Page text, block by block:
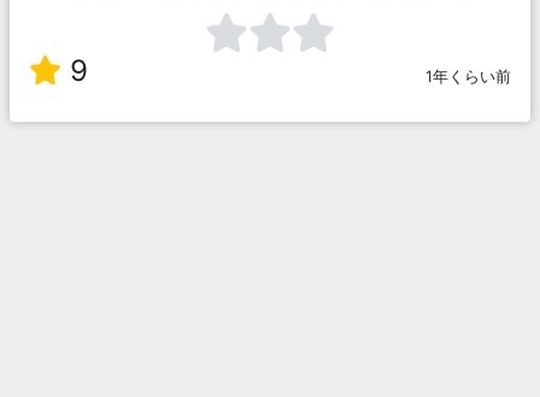
9 1年くらい前